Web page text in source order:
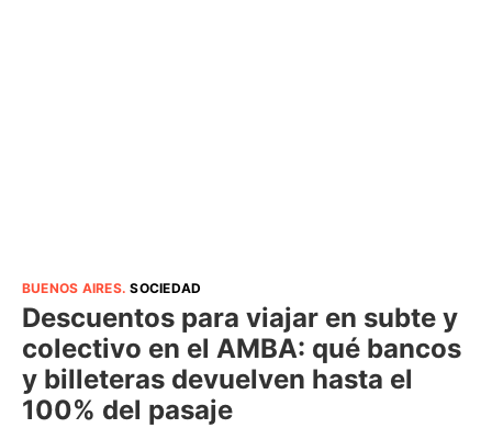
BUENOS AIRES.SOCIEDAD
Descuentos para viajar en subte y
colectivo en el AMBA: qué bancos
y billeteras devuelven hasta el
100% del pasaje